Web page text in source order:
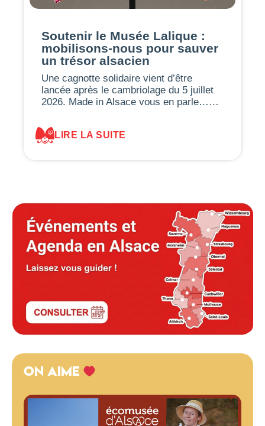
Soutenir le Musée Lalique :
mobilisons-nous pour sauver
un trésor alsacien
Une cagnotte solidaire vient d’être
lancée après le cambriolage du 5 juillet
2026. Made in Alsace vous en parle……
LIRE LA SUITE
ON AIME